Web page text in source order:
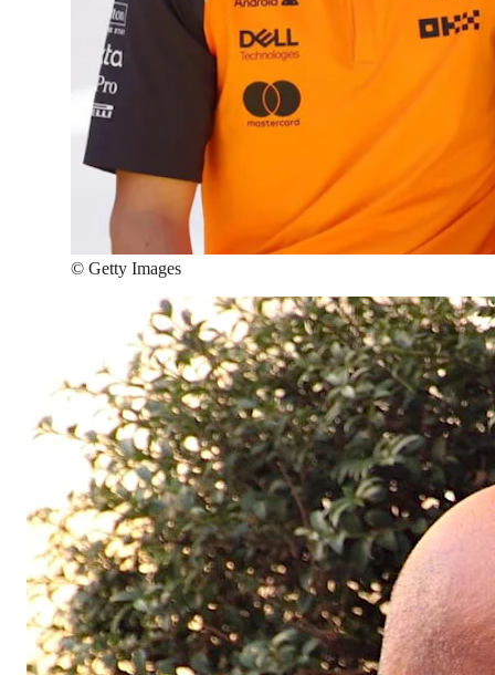
© Getty Images